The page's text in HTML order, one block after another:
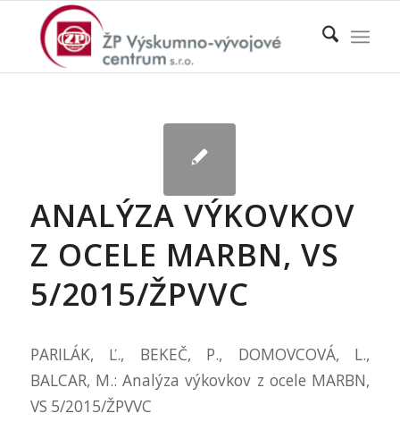
ANALÝZA VÝKOVKOV
Z OCELE MARBN, VS
5/2015/ŽPVVC
PARILÁK, Ľ., BEKEČ, P., DOMOVCOVÁ, L.,
BALCAR, M.: Analýza výkovkov z ocele MARBN,
VS 5/2015/ŽPVVC